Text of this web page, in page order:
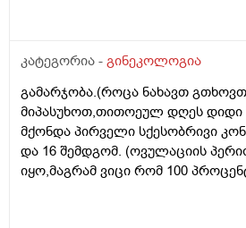
თითოელისთვის, ეს რიცხვი
(ჩვილობიდან) რომელ
რომ დავუშვათ, ზოგიერთ
რაოდენობა აქვთ მათ ორგანიზმში
კვერცხუჯრედებისა, დაბადების
კი მცირე? მადლობთ!
კატეგორია - გინეკოლოგია
გამარჯობა.(როცა ნახავთ გთხოვთ
მიპასუხოთ,თითოეულ დღეს დიდი
მქონდა პირველი სქესობრივი
და 16 შემდგომ. (ოვულაციის
იყო,მაგრამ ვიცი რომ 100
ვფოქრობ რადგანაც Implantation